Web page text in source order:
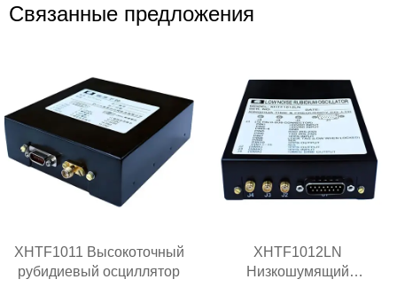
Связанные предложения
XHTF1011 Высокоточный
рубидиевый осциллятор
XHTF1012LN
Низкошумящий